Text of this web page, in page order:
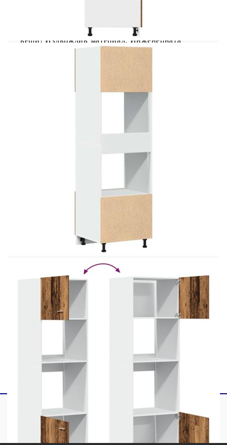
вашето кухненско пространство, осигурявайки
достатъчно място за съхранение на вашите
вещи! Издържлив материал: Инженерната
дървесина е с изключително качество с гладка
съхранение на купи, чинии, тенджери и други
кухненски принадлежности.Гъвкав монтаж на
вратата: Кухненският шкаф разполага с две
врати от външната си страна, за да държи
съхраняваните вещи чисти. Вратата на рафта за
отдясно според вашите лични навици и
удобство. Внимание:За да предотвратите
преобръщане, този продукт трябва да се
използва с предоставеното устройство за
закрепване на стена. Добре е да се
знае:Винтовете и дюбелите за вътрешната стена
Моля, прочетете и следвайте всяка стъпка от
Цвят: Старо дърво
Материал: Инженерно дърво
Общи размери: 60 x 57 x 207 см (Ш x Д x
Име на серията: Lyon
Необходим монтаж: Да